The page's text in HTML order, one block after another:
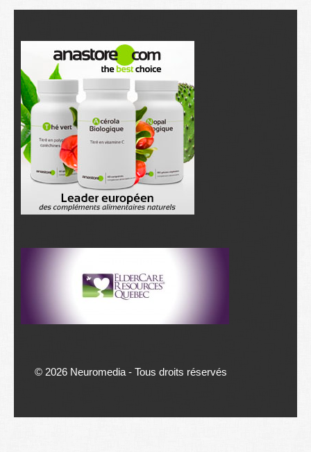
© 2026 Neuromedia - Tous droits réservés